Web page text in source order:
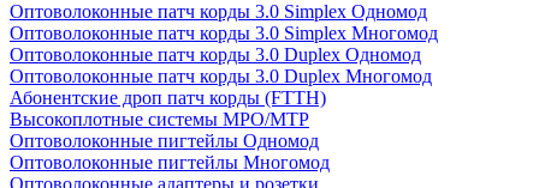
Оптоволоконные патч корды 3.0 Simplex Одномод
Оптоволоконные патч корды 3.0 Simplex Многомод
Оптоволоконные патч корды 3.0 Duplex Одномод
Оптоволоконные патч корды 3.0 Duplex Многомод
Абонентские дроп патч корды (FTTH)
Высокоплотные системы MPO/MTP
Оптоволоконные пигтейлы Одномод
Оптоволоконные пигтейлы Многомод